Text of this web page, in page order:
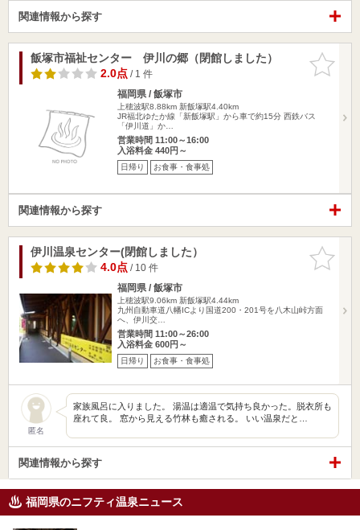
関連情報から探す
お気に入
りに追加
飯塚市福祉センター 伊川の郷（閉館しました）
2.0点/ 1 件
福岡県 / 飯塚市
上穂波駅8.88km 新飯塚駅4.40km
JR福北ゆたか線「新飯塚駅」から車で約15分 西鉄バス
「伊川道」か…
営業時間 11:00～16:00
入浴料金 440円～
日帰り お食事・食事処
関連情報から探す
お気に入
りに追加
伊川温泉センター(閉館しました）
4.0点/ 10 件
福岡県 / 飯塚市
上穂波駅9.06km 新飯塚駅4.44km
九州自動車道八幡ICより国道200・201号を八木山峠方面
へ、伊川交…
営業時間 11:00～26:00
入浴料金 600円～
日帰り お食事・食事処
匿名
家族風呂に入りました。 湯温は適温で気持ち良かった。脱衣所も
座れて良。 窓から見える竹林も癒される。 いい温泉だと…
関連情報から探す
福岡県のニフティ温泉ニュース